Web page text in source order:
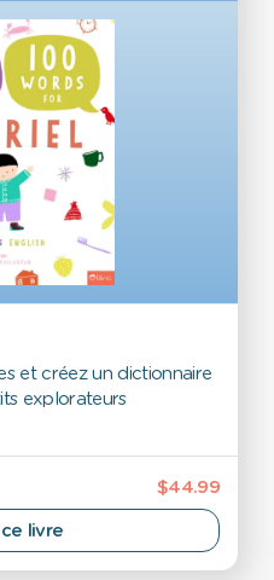
et créez un dictionnaire
explorateurs
$44.99
livre